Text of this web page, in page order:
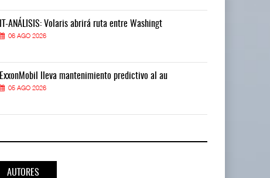
IT-ANÁLISIS: Volaris abrirá ruta entre Washingt
06 AGO 2026
ExxonMobil lleva mantenimiento predictivo al au
05 AGO 2026
AUTORES